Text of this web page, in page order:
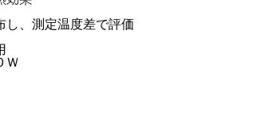
し、測定温度差で評価
Ｗ